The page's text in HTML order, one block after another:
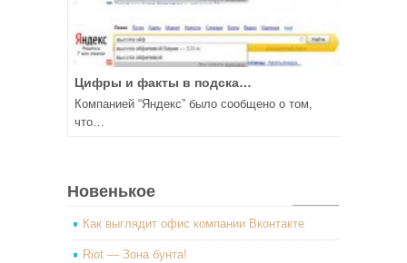
Цифры и факты в подска…
Компанией “Яндекс” было сообщено о том,
что…
Новенькое
Как выглядит офис компании Вконтакте
Riot — Зона бунта!